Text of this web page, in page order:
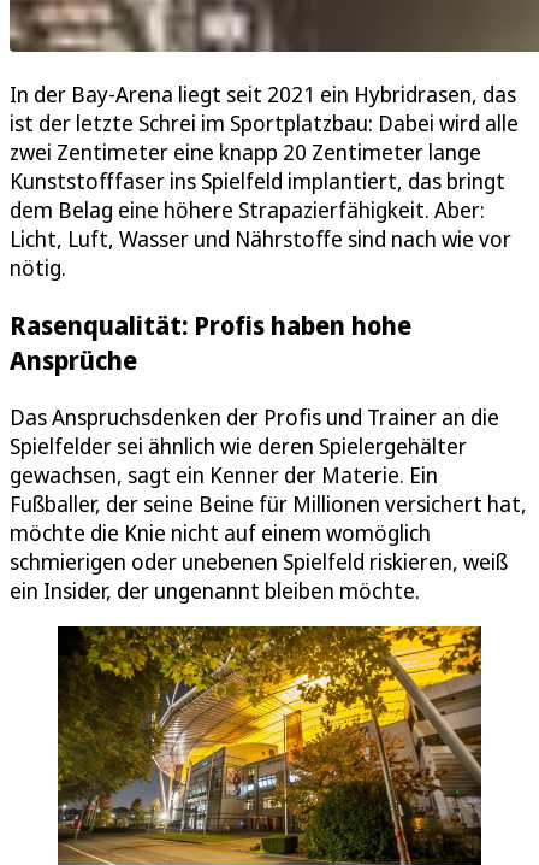
In der Bay-Arena liegt seit 2021 ein Hybridrasen, das
ist der letzte Schrei im Sportplatzbau: Dabei wird alle
zwei Zentimeter eine knapp 20 Zentimeter lange
Kunststofffaser ins Spielfeld implantiert, das bringt
dem Belag eine höhere Strapazierfähigkeit. Aber:
Licht, Luft, Wasser und Nährstoffe sind nach wie vor
nötig.
Rasenqualität: Profis haben hohe
Ansprüche
Das Anspruchsdenken der Profis und Trainer an die
Spielfelder sei ähnlich wie deren Spielergehälter
gewachsen, sagt ein Kenner der Materie. Ein
Fußballer, der seine Beine für Millionen versichert hat,
möchte die Knie nicht auf einem womöglich
schmierigen oder unebenen Spielfeld riskieren, weiß
ein Insider, der ungenannt bleiben möchte.